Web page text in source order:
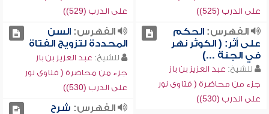
على الدرب (525))
على الدرب (529))
الفهرس:الحكم
على أثر: ( الكوثر نهر
في الجنة ...)
للشيخ: عبد العزيز بن باز
جزء من محاضرة ( فتاوى نور
على الدرب (530))
الفهرس:السن
المحددة لتزويج الفتاة
للشيخ: عبد العزيز بن باز
جزء من محاضرة ( فتاوى نور
على الدرب (530))
الفهرس: شرح